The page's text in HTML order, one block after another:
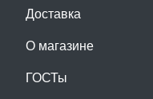
Доставка
О магазине
ГОСТы